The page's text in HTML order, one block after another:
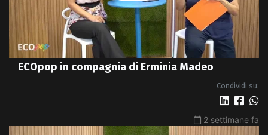
ECOpop in compagnia di Erminia Madeo
Condividi su:
2 settimane fa